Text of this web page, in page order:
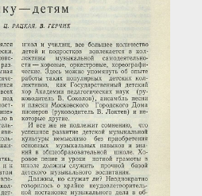
Загрузка...